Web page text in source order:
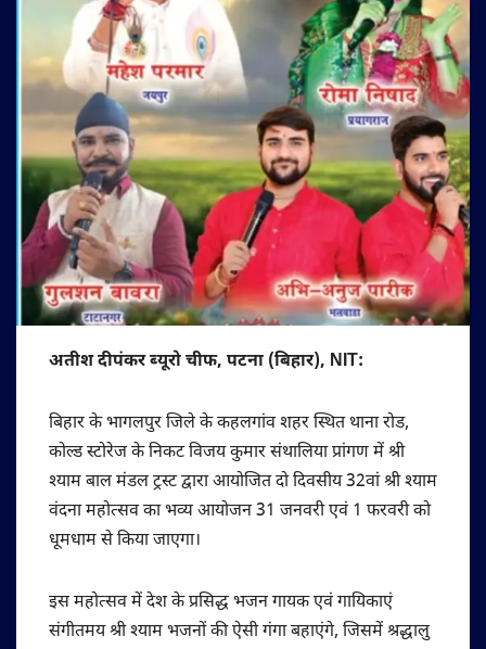
अतीश दीपंकर ब्यूरो चीफ, पटना (बिहार), NIT:
बिहार के भागलपुर जिले के कहलगांव शहर स्थित थाना रोड,
कोल्ड स्टोरेज के निकट विजय कुमार संथालिया प्रांगण में श्री
श्याम बाल मंडल ट्रस्ट द्वारा आयोजित दो दिवसीय 32वां श्री श्याम
वंदना महोत्सव का भव्य आयोजन 31 जनवरी एवं 1 फरवरी को
धूमधाम से किया जाएगा।
इस महोत्सव में देश के प्रसिद्ध भजन गायक एवं गायिकाएं
संगीतमय श्री श्याम भजनों की ऐसी गंगा बहाएंगे, जिसमें श्रद्धालु